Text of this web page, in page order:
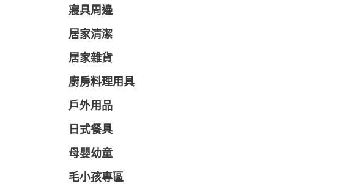
寢具周邊
居家清潔
居家雜貨
廚房料理用具
戶外用品
日式餐具
母嬰幼童
毛小孩專區